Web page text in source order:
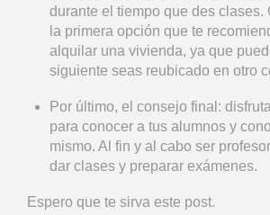
durante el tiempo que des clases.
la primera opción que te
alquilar una vivienda, ya que
siguiente seas reubicado en otro
Por último, el consejo final:
para conocer a tus alumnos y
mismo. Al fin y al cabo ser
dar clases y preparar exámenes.
Espero que te sirva este post.